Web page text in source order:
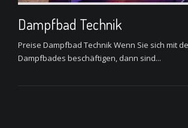
Dampfbad Technik
Preise Dampfbad Technik Wenn Sie sich mit
Dampfbades beschäftigen, dann sind...